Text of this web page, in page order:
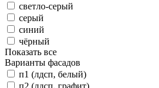
светло-серый
серый
синий
чёрный
Показать все
Варианты фасадов
п1 (лдсп, белый)
п2 (лдсп, графит)